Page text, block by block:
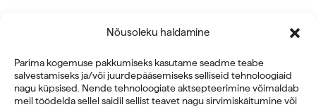
Nõusoleku haldamine
Parima kogemuse pakkumiseks kasutame seadme teabe
salvestamiseks ja/või juurdepääsemiseks selliseid tehnoloogiaid
nagu küpsised. Nende tehnoloogiate aktsepteerimine võimaldab
meil töödelda sellel saidil sellist teavet nagu sirvimiskäitumine või
Juhkentali 52, 10132 TALLINN
EE 100796052
ÄRIVALDKONNAD